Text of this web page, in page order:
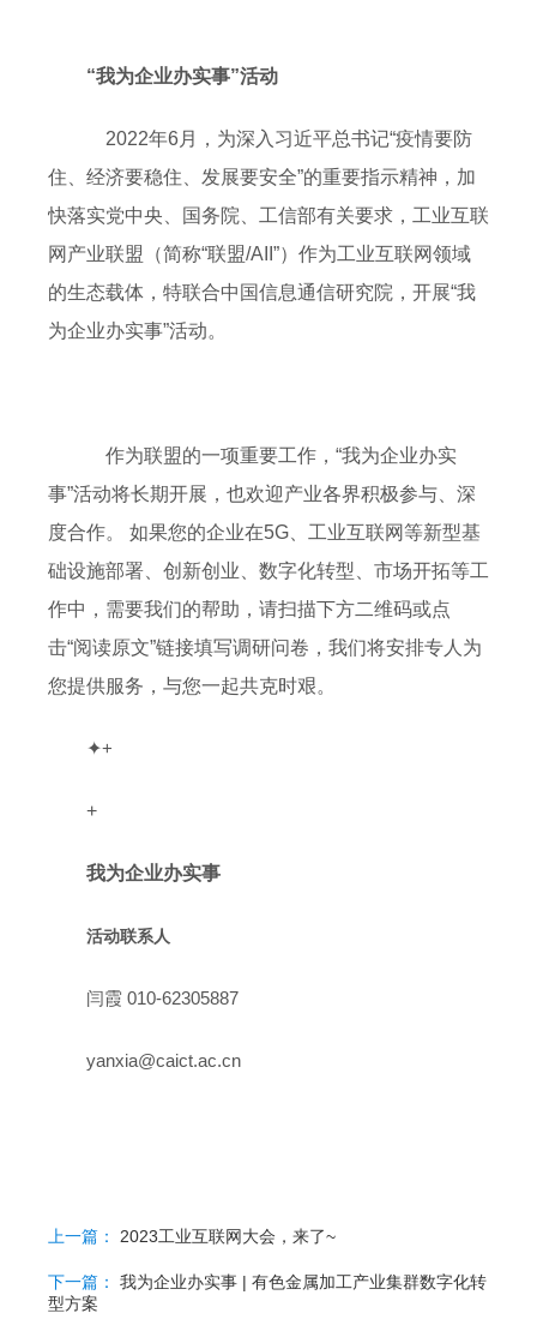
“我为企业办实事”活动
2022年6月，为深入习近平总书记“疫情要防
住、经济要稳住、发展要安全”的重要指示精神，加
快落实党中央、国务院、工信部有关要求，工业互联
网产业联盟（简称“联盟/AII”）作为工业互联网领域
的生态载体，特联合中国信息通信研究院，开展“我
为企业办实事”活动。
作为联盟的一项重要工作，“我为企业办实
事”活动将长期开展，也欢迎产业各界积极参与、深
度合作。 如果您的企业在5G、工业互联网等新型基
础设施部署、创新创业、数字化转型、市场开拓等工
作中，需要我们的帮助，请扫描下方二维码或点
击“阅读原文”链接填写调研问卷，我们将安排专人为
您提供服务，与您一起共克时艰。
✦+
+
我为企业办实事
活动联系人
闫霞 010-62305887
yanxia@caict.ac.cn
上一篇： 2023工业互联网大会，来了~
下一篇：
我为企业办实事 | 有色金属加工产业集群数字化转
型方案